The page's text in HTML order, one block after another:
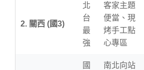
2. 關西 (國3)
北
台
最
強
客家主題
便當、現
烤手工點
心專區
國
南北向站